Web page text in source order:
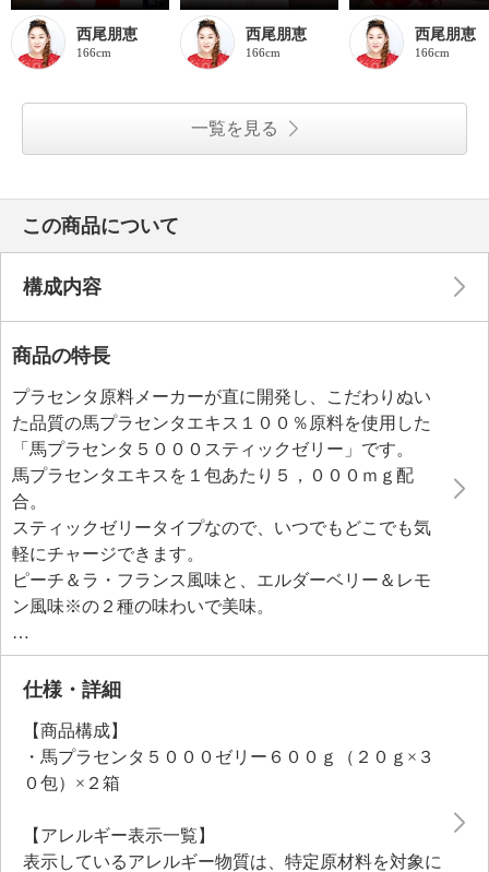
西尾朋恵
166cm
西尾朋恵
166cm
西尾朋恵
166cm
一覧を見る
この商品について
構成内容
商品の特長
プラセンタ原料メーカーが直に開発し、こだわりぬい
た品質の馬プラセンタエキス１００％原料を使用した
「馬プラセンタ５０００スティックゼリー」です。
馬プラセンタエキスを１包あたり５，０００ｍｇ配
合。
スティックゼリータイプなので、いつでもどこでも気
軽にチャージできます。
ピーチ＆ラ・フランス風味と、エルダーベリー＆レモ
ン風味※の２種の味わいで美味。
カロリーは低く、飽きないどころか、もっと食べたく
なる贅沢な美容ゼリーです。
仕様・詳細
【商品構成】
・馬プラセンタ５０００ゼリー６００ｇ（２０ｇ×３
０包）×２箱
【アレルギー表示一覧】
表示しているアレルギー物質は、特定原材料を対象に